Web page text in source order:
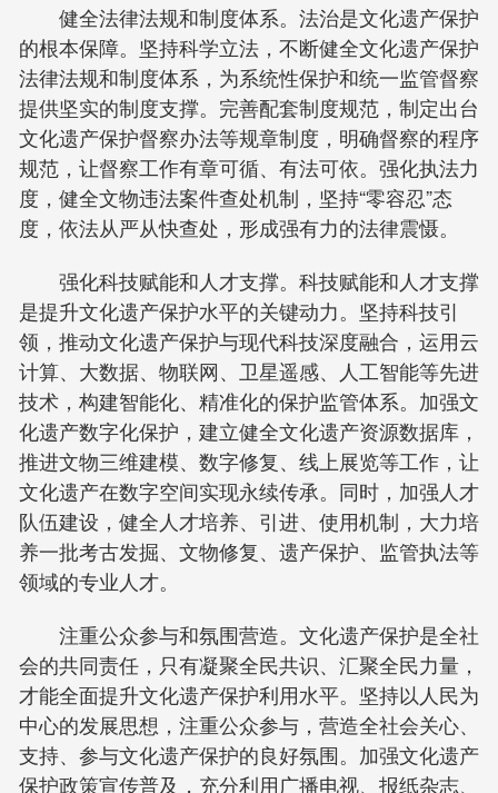
健全法律法规和制度体系。法治是文化遗产保护
的根本保障。坚持科学立法，不断健全文化遗产保护
法律法规和制度体系，为系统性保护和统一监管督察
提供坚实的制度支撑。完善配套制度规范，制定出台
文化遗产保护督察办法等规章制度，明确督察的程序
规范，让督察工作有章可循、有法可依。强化执法力
度，健全文物违法案件查处机制，坚持“零容忍”态
度，依法从严从快查处，形成强有力的法律震慑。
强化科技赋能和人才支撑。科技赋能和人才支撑
是提升文化遗产保护水平的关键动力。坚持科技引
领，推动文化遗产保护与现代科技深度融合，运用云
计算、大数据、物联网、卫星遥感、人工智能等先进
技术，构建智能化、精准化的保护监管体系。加强文
化遗产数字化保护，建立健全文化遗产资源数据库，
推进文物三维建模、数字修复、线上展览等工作，让
文化遗产在数字空间实现永续传承。同时，加强人才
队伍建设，健全人才培养、引进、使用机制，大力培
养一批考古发掘、文物修复、遗产保护、监管执法等
领域的专业人才。
注重公众参与和氛围营造。文化遗产保护是全社
会的共同责任，只有凝聚全民共识、汇聚全民力量，
才能全面提升文化遗产保护利用水平。坚持以人民为
中心的发展思想，注重公众参与，营造全社会关心、
支持、参与文化遗产保护的良好氛围。加强文化遗产
保护政策宣传普及，充分利用广播电视、报纸杂志、